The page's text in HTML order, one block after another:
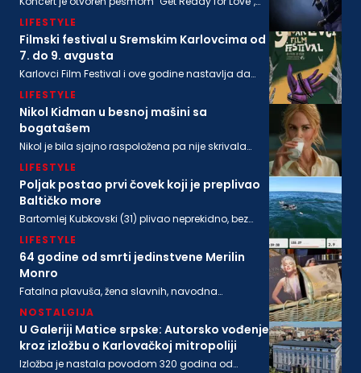
Long-Suffering" i naslovna numera sa poslednjeg
albuma "Wild God"
LIFESTYLE
Filmski festival u Sremskim Karlovcima od
7. do 9. avgusta
Karlovci Film Festival i ove godine nastavlja da
savremenog autorskog izraza
LIFESTYLE
Nikol Kidman u besnoj mašini sa
bogatašem
Nikol je bila sjajno raspoložena pa nije skrivala
biznismenaMajkla Rajstina (55) koji se sve češće
viđa u društvu oskarovke
LIFESTYLE
Poljak postao prvi čovek koji je preplivao
Baltičko more
Bartomlej Kubkovski (31) plivao neprekidno, bez
Poljske
LIFESTYLE
64 godine od smrti jedinstvene Merilin
Monro
Fatalna plavuša, žena slavnih, navodna
stanu na današnji dan 1962. godine
NOSTALGIJA
U Galeriji Matice srpske: Autorsko vođenje
kroz izložbu o Karlovačkoj mitropoliji
Izložba je nastala povodom 320 godina od